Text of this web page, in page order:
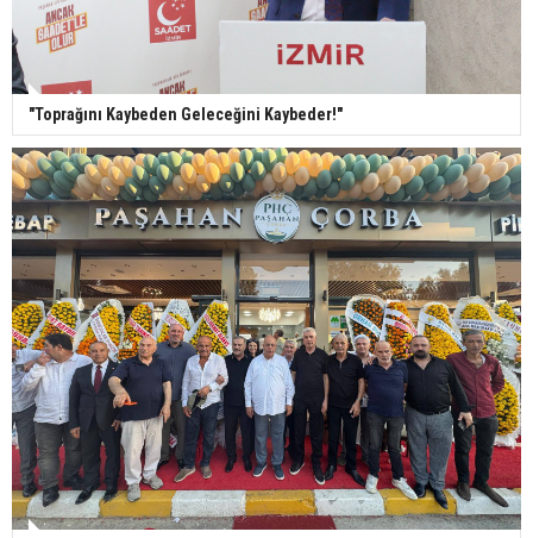
"Toprağını Kaybeden Geleceğini Kaybeder!"